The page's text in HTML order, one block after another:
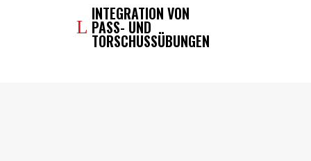
INTEGRATION VON
PASS- UND
TORSCHUSSÜBUNGEN